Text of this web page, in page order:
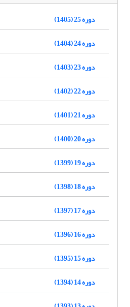
دوره 25 (1405)
دوره 24 (1404)
دوره 23 (1403)
دوره 22 (1402)
دوره 21 (1401)
دوره 20 (1400)
دوره 19 (1399)
دوره 18 (1398)
دوره 17 (1397)
دوره 16 (1396)
دوره 15 (1395)
دوره 14 (1394)